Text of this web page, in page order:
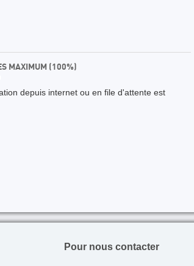
MAXIMUM (100%)
depuis internet ou en file d'attente est
Pour nous contacter